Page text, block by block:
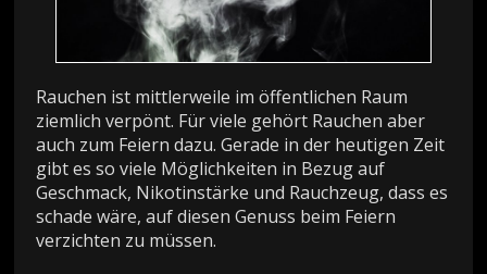
Rauchen ist mittlerweile im öffentlichen Raum
ziemlich verpönt. Für viele gehört Rauchen aber
auch zum Feiern dazu. Gerade in der heutigen Zeit
gibt es so viele Möglichkeiten in Bezug auf
Geschmack, Nikotinstärke und Rauchzeug, dass es
schade wäre, auf diesen Genuss beim Feiern
verzichten zu müssen.